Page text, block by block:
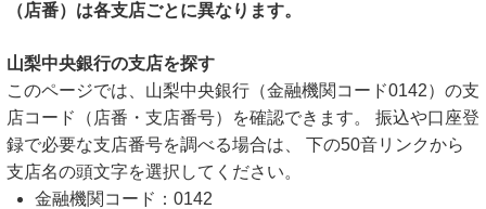
（店番）は各支店ごとに異なります。
山梨中央銀行の支店を探す
このページでは、山梨中央銀行（金融機関コード0142）の支
店コード（店番・支店番号）を確認できます。 振込や口座登
録で必要な支店番号を調べる場合は、 下の50音リンクから
支店名の頭文字を選択してください。
金融機関コード：0142